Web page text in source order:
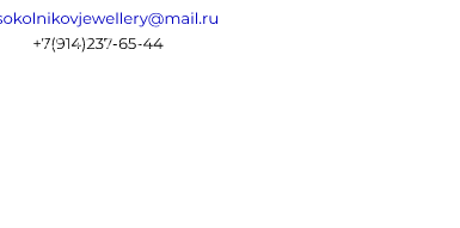
К О Л Ь Е